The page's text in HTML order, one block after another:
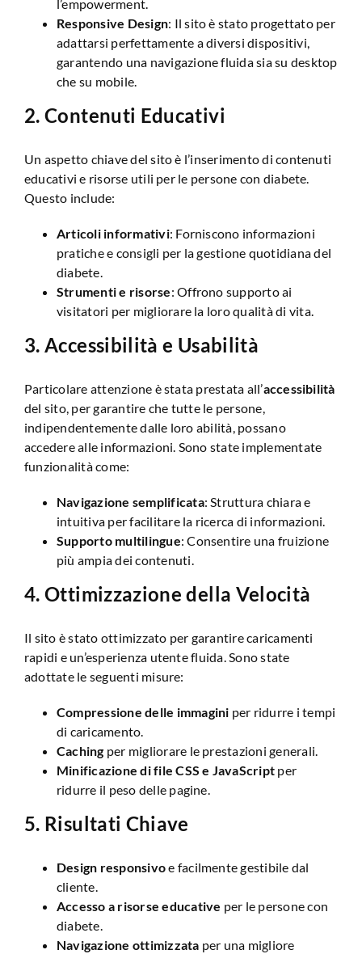
l’empowerment.
Responsive Design: Il sito è stato progettato per
adattarsi perfettamente a diversi dispositivi,
garantendo una navigazione fluida sia su desktop
che su mobile.
2.Contenuti Educativi
Un aspetto chiave del sito è l’inserimento di contenuti
educativi e risorse utili per le persone con diabete.
Questo include:
Articoli informativi: Forniscono informazioni
pratiche e consigli per la gestione quotidiana del
diabete.
Strumenti e risorse: Offrono supporto ai
visitatori per migliorare la loro qualità di vita.
3.Accessibilità e Usabilità
Particolare attenzione è stata prestata all’accessibilità
del sito, per garantire che tutte le persone,
indipendentemente dalle loro abilità, possano
accedere alle informazioni. Sono state implementate
funzionalità come:
Navigazione semplificata: Struttura chiara e
intuitiva per facilitare la ricerca di informazioni.
Supporto multilingue: Consentire una fruizione
più ampia dei contenuti.
4.Ottimizzazione della Velocità
Il sito è stato ottimizzato per garantire caricamenti
rapidi e un’esperienza utente fluida. Sono state
adottate le seguenti misure:
Compressione delle immagini per ridurre i tempi
di caricamento.
Caching per migliorare le prestazioni generali.
Minificazione di file CSS e JavaScript per
ridurre il peso delle pagine.
5. Risultati Chiave
Design responsivoe facilmente gestibile dal
cliente.
Accesso a risorse educative per le persone con
diabete.
Navigazione ottimizzata per una migliore